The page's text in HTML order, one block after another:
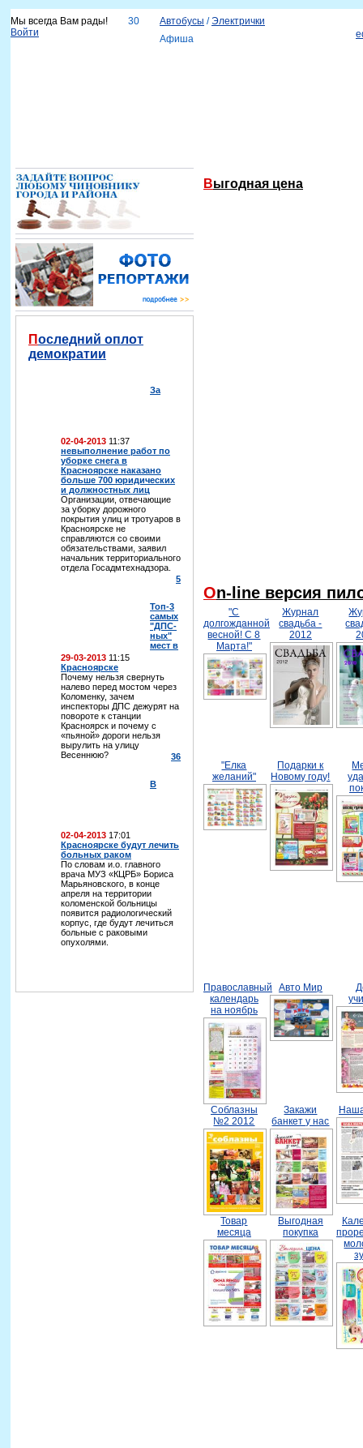
Мы всегда Вам рады!
Войти
30 Автобусы /Электрички
Афиша
Последний оплот
демократии
02-04-2013 11:37
За
невыполнение работ по
уборке снега в
Красноярске наказано
больше 700 юридических
и должностных лиц
Организации, отвечающие
за уборку дорожного
покрытия улиц и тротуаров в
Красноярске не
справляются со своими
обязательствами, заявил
начальник территориального
отдела Госадмтехнадзора.
5
29-03-2013 11:15
Топ-3
самых
"ДПС-
ных"
мест в
Красноярске
Почему нельзя свернуть
налево перед мостом через
Коломенку, зачем
инспекторы ДПС дежурят на
повороте к станции
Красноярск и почему с
«пьяной» дороги нельзя
вырулить на улицу
Весеннюю?
36
02-04-2013 17:01
В
Красноярске будут лечить
больных раком
По словам и.о. главного
врача МУЗ «КЦРБ» Бориса
Марьяновского, в конце
апреля на территории
коломенской больницы
появится радиологический
корпус, где будут лечиться
больные с раковыми
опухолями.
Выгодная цена
On-line версия
"С
долгожданной
весной! С 8
Марта!"
Журнал
свадьба -
2012
"Елка
желаний"
Подарки к
Новому году!
Православный
календарь
на ноябрь
Авто Мир
Соблазны
№2 2012
Закажи
банкет у нас
Товар
месяца
Выгодная
покупка